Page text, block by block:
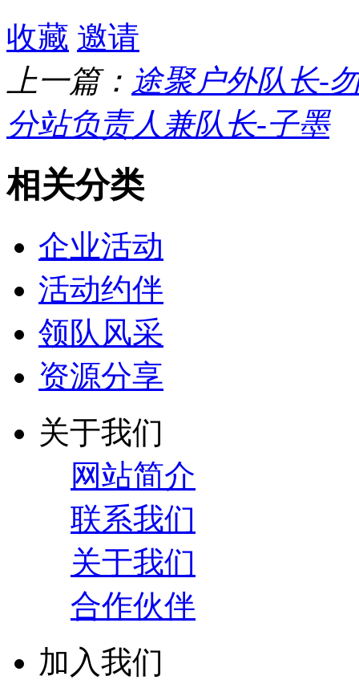
收藏 邀请
上一篇： 途聚户外队长-
分站负责人兼队长-子墨
相关分类
企业活动
活动约伴
领队风采
资源分享
关于我们
网站简介
联系我们
关于我们
合作伙伴
加入我们